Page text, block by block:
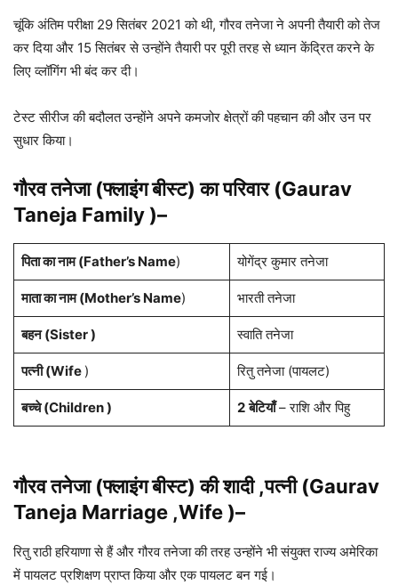
चूंकि अंतिम परीक्षा 29 सितंबर 2021 को थी, गौरव तनेजा ने अपनी तैयारी को तेज
कर दिया और 15 सितंबर से उन्होंने तैयारी पर पूरी तरह से ध्यान केंद्रित करने के
लिए व्लॉगिंग भी बंद कर दी।
टेस्ट सीरीज की बदौलत उन्होंने अपने कमजोर क्षेत्रों की पहचान की और उन पर
सुधार किया।
गौरव तनेजा (फ्लाइंग बीस्ट) का परिवार (Gaurav
Taneja Family )–
पिता का नाम (Father’s Name) योगेंद्र कुमार तनेजा
माता का नाम (Mother’s Name) भारती तनेजा
बहन (Sister ) स्वाति तनेजा
पत्नी (Wife ) रितु तनेजा (पायलट)
बच्चे (Children ) 2 बेटियाँ– राशि और पिहु
गौरव तनेजा (फ्लाइंग बीस्ट) की शादी ,पत्नी (Gaurav
Taneja Marriage ,Wife )–
रितु राठी हरियाणा से हैं और गौरव तनेजा की तरह उन्होंने भी संयुक्त राज्य अमेरिका
में पायलट प्रशिक्षण प्राप्त किया और एक पायलट बन गई।